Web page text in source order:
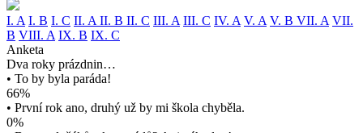
I. A I. B I. C II. A II. B II. C III. A III. C IV. A V. A V. B VII. A VII.
B VIII. A IX. B IX. C
Anketa
Dva roky prázdnin…
• To by byla paráda!
66%
• První rok ano, druhý už by mi škola chyběla.
0%